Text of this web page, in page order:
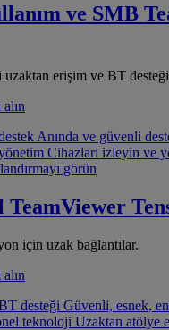
ve SMB
uzaktan erişim ve BT
Anında ve güvenli
Cihazları izleyin ve
görün
TeamViewer
için uzak bağlantılar.
desteği Güvenli, esnek,
teknoloji Uzaktan atölye